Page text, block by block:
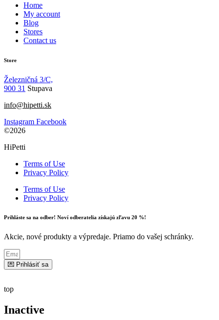
Home
My account
Blog
Stores
Contact us
Store
Železničná 3/C,
900 31 Stupava
info@hipetti.sk
Instagram Facebook
©2026
HiPetti
Terms of Use
Privacy Policy
Terms of Use
Privacy Policy
Prihláste sa na odber! Noví odberatelia získajú zľavu 20 %!
Akcie, nové produkty a výpredaje. Priamo do vašej schránky.
💌 Prihlásiť sa
top
Inactive